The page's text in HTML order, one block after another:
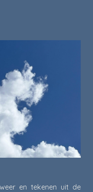
en tekenen uit de